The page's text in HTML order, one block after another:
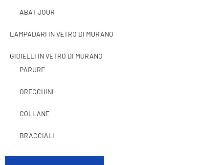
ABAT JOUR
LAMPADARI IN VETRO DI MURANO
GIOIELLI IN VETRO DI MURANO
PARURE
ORECCHINI
COLLANE
BRACCIALI